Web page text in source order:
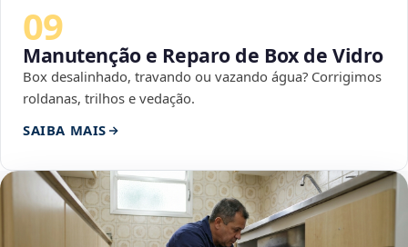
09
Manutenção e Reparo de Box de Vidro
Box desalinhado, travando ou vazando água? Corrigimos
roldanas, trilhos e vedação.
SAIBA MAIS